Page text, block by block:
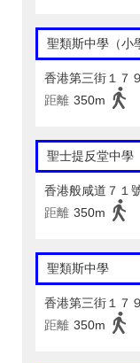
聖類斯中學（小
香港第三街１７
距離 350m
聖士提反堂中學
香港般咸道７１
距離 350m
聖類斯中學
香港第三街１７
距離 350m